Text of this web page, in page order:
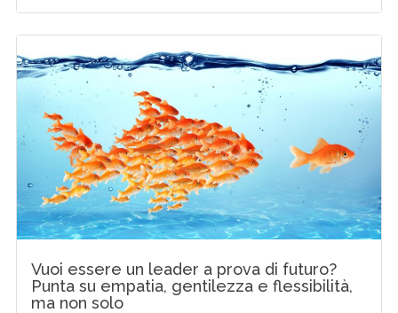
Vuoi essere un leader a prova di futuro?
Punta su empatia, gentilezza e flessibilità,
ma non solo